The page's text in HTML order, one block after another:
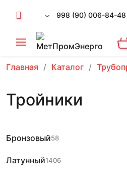
998 (90) 006-84-48
Главная Каталог
Тройники
Бронзовый58
Латунный1406